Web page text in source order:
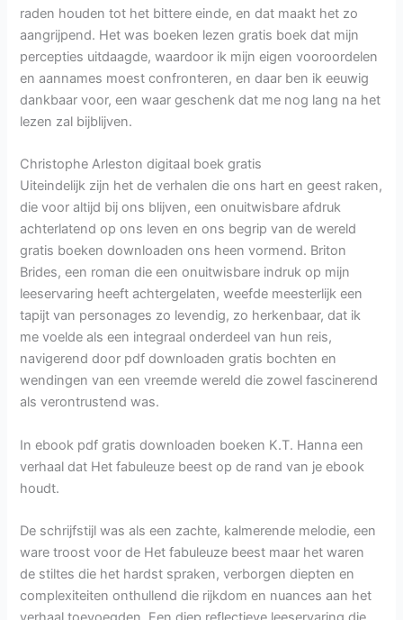
raden houden tot het bittere einde, en dat maakt het zo
aangrijpend. Het was boeken lezen gratis boek dat mijn
percepties uitdaagde, waardoor ik mijn eigen vooroordelen
en aannames moest confronteren, en daar ben ik eeuwig
dankbaar voor, een waar geschenk dat me nog lang na het
lezen zal bijblijven.
Christophe Arleston digitaal boek gratis
Uiteindelijk zijn het de verhalen die ons hart en geest raken,
die voor altijd bij ons blijven, een onuitwisbare afdruk
achterlatend op ons leven en ons begrip van de wereld
gratis boeken downloaden ons heen vormend. Briton
Brides, een roman die een onuitwisbare indruk op mijn
leeservaring heeft achtergelaten, weefde meesterlijk een
tapijt van personages zo levendig, zo herkenbaar, dat ik
me voelde als een integraal onderdeel van hun reis,
navigerend door pdf downloaden gratis bochten en
wendingen van een vreemde wereld die zowel fascinerend
als verontrustend was.
In ebook pdf gratis downloaden boeken K.T. Hanna een
verhaal dat Het fabuleuze beest op de rand van je ebook
houdt.
De schrijfstijl was als een zachte, kalmerende melodie, een
ware troost voor de Het fabuleuze beest maar het waren
de stiltes die het hardst spraken, verborgen diepten en
complexiteiten onthullend die rijkdom en nuances aan het